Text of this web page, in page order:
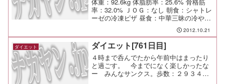
率：32.0% ＪＯＧ：なし 朝食：シャトレ
ーゼの冷凍ピザ 昼食：中華三昧の冷やし
中華 夕食：肉じゃが、焼き魚 間食： メ
モ：レイトショーでバイオハザードとか
見るもんじゃないな。興奮して寝付け...
2012.10.21
ダイエット ダイエット[761日目]
４時まで呑んでたから午前中はまったり
と過ごす。 今までになく楽しかったな
ー みんなサンクス。歩数：２９３４歩